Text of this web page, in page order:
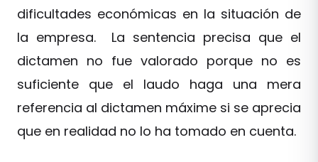
dificultades económicas en la situación de
la empresa. La sentencia precisa que el
dictamen no fue valorado porque no es
suficiente que el laudo haga una mera
referencia al dictamen máxime si se aprecia
que en realidad no lo ha tomado en cuenta.